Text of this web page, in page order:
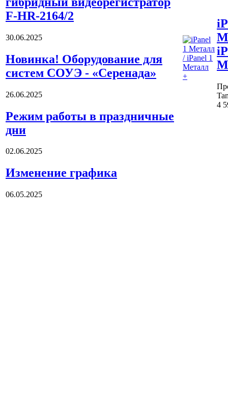
F-HR-2164/2
30.06.2025
Новинка! Оборудование для
систем СОУЭ - «Серенада»
26.06.2025
Режим работы в праздничные
дни
02.06.2025
Изменение графика
06.05.2025
4